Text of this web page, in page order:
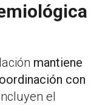
mantiene
con
el